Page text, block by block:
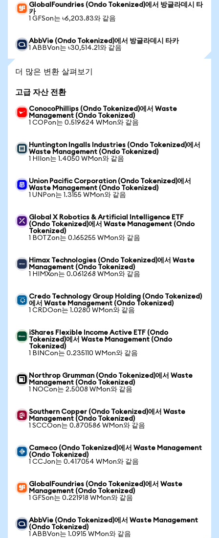
GlobalFoundries (Ondo Tokenized)에서 방글라데시 타
카
1 GFSon는 ৳6,203.83와 같음
AbbVie (Ondo Tokenized)에서 방글라데시 타카
1 ABBVon는 ৳30,514.21와 같음
더 많은 변환 살펴보기
고급 자산 전환
ConocoPhillips (Ondo Tokenized)에서 Waste
Management (Ondo Tokenized)
1 COPon는 0.519624 WMon와 같음
Huntington Ingalls Industries (Ondo Tokenized)에서
Waste Management (Ondo Tokenized)
1 HIIon는 1.4050 WMon와 같음
Union Pacific Corporation (Ondo Tokenized)에서
Waste Management (Ondo Tokenized)
1 UNPon는 1.3155 WMon와 같음
Global X Robotics & Artificial Intelligence ETF
(Ondo Tokenized)에서 Waste Management (Ondo
Tokenized)
1 BOTZon는 0.165255 WMon와 같음
Himax Technologies (Ondo Tokenized)에서 Waste
Management (Ondo Tokenized)
1 HIMXon는 0.061268 WMon와 같음
Credo Technology Group Holding (Ondo Tokenized)
에서 Waste Management (Ondo Tokenized)
1 CRDOon는 1.0280 WMon와 같음
iShares Flexible Income Active ETF (Ondo
Tokenized)에서 Waste Management (Ondo
Tokenized)
1 BINCon는 0.235110 WMon와 같음
Northrop Grumman (Ondo Tokenized)에서 Waste
Management (Ondo Tokenized)
1 NOCon는 2.5008 WMon와 같음
Southern Copper (Ondo Tokenized)에서 Waste
Management (Ondo Tokenized)
1 SCCOon는 0.870586 WMon와 같음
Cameco (Ondo Tokenized)에서 Waste Management
(Ondo Tokenized)
1 CCJon는 0.417054 WMon와 같음
GlobalFoundries (Ondo Tokenized)에서 Waste
Management (Ondo Tokenized)
1 GFSon는 0.221918 WMon와 같음
AbbVie (Ondo Tokenized)에서 Waste Management
(Ondo Tokenized)
1 ABBVon는 1.0915 WMon와 같음